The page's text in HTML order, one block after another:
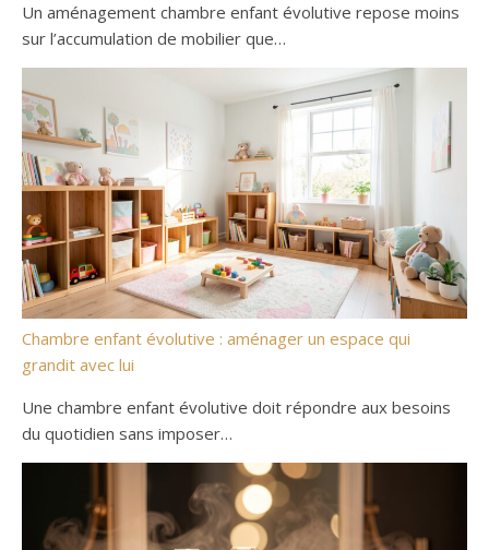
Un aménagement chambre enfant évolutive repose moins
sur l’accumulation de mobilier que…
Chambre enfant évolutive : aménager un espace qui
grandit avec lui
Une chambre enfant évolutive doit répondre aux besoins
du quotidien sans imposer…